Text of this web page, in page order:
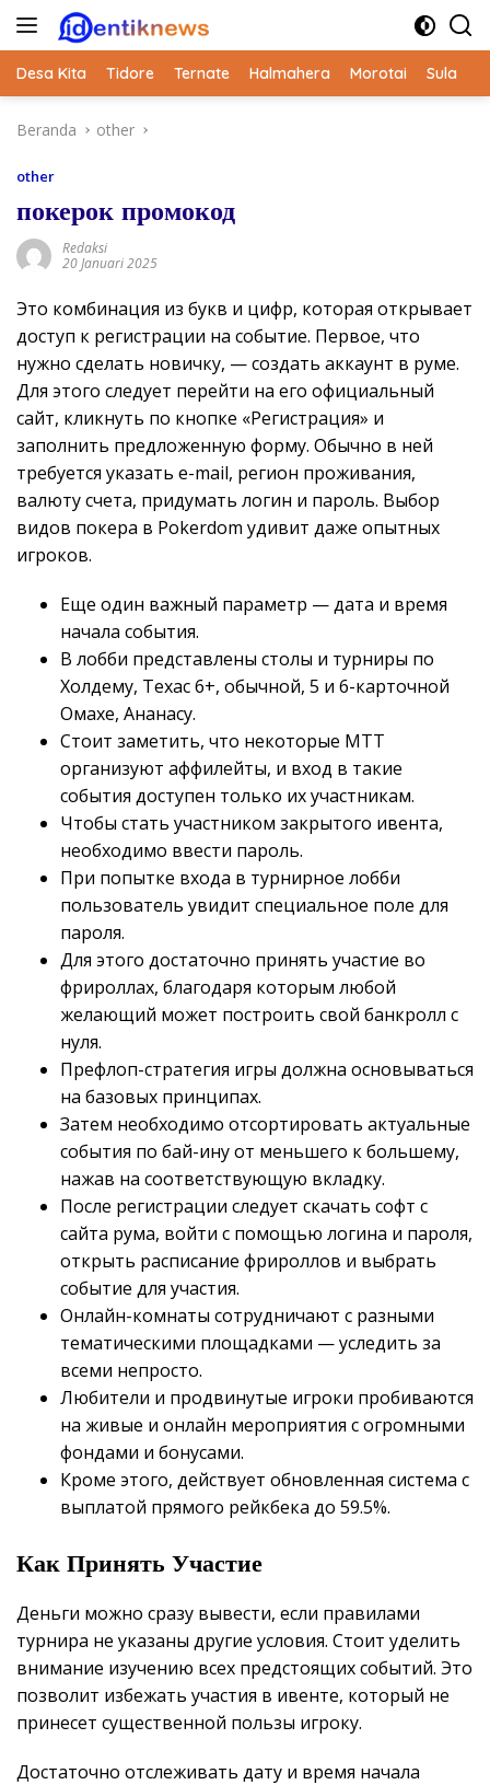
Langsung
Desa Kita Tidore Ternate Halmahera Morotai Sula
Beranda other
other
покерок промокод
Redaksi
20 Januari 2025
Это комбинация из букв и цифр, которая открывает
доступ к регистрации на событие. Первое, что
нужно сделать новичку, — создать аккаунт в руме.
Для этого следует перейти на его официальный
сайт, кликнуть по кнопке «Регистрация» и
заполнить предложенную форму. Обычно в ней
требуется указать e-mail, регион проживания,
валюту счета, придумать логин и пароль. Выбор
видов покера в Pokerdom удивит даже опытных
игроков.
Еще один важный параметр — дата и время
начала события.
В лобби представлены столы и турниры по
Холдему, Техас 6+, обычной, 5 и 6-карточной
Омахе, Ананасу.
Стоит заметить, что некоторые МТТ
организуют аффилейты, и вход в такие
события доступен только их участникам.
Чтобы стать участником закрытого ивента,
необходимо ввести пароль.
При попытке входа в турнирное лобби
пользователь увидит специальное поле для
пароля.
Для этого достаточно принять участие во
фрироллах, благодаря которым любой
желающий может построить свой банкролл с
нуля.
Префлоп-стратегия игры должна основываться
на базовых принципах.
Затем необходимо отсортировать актуальные
события по бай-ину от меньшего к большему,
нажав на соответствующую вкладку.
После регистрации следует скачать софт с
сайта рума, войти с помощью логина и пароля,
открыть расписание фрироллов и выбрать
событие для участия.
Онлайн-комнаты сотрудничают с разными
тематическими площадками — уследить за
всеми непросто.
Любители и продвинутые игроки пробиваются
на живые и онлайн мероприятия с огромными
фондами и бонусами.
Кроме этого, действует обновленная система с
выплатой прямого рейкбека до 59.5%.
Как Принять Участие
Деньги можно сразу вывести, если правилами
турнира не указаны другие условия. Стоит уделить
внимание изучению всех предстоящих событий. Это
позволит избежать участия в ивенте, который не
принесет существенной пользы игроку.
Достаточно отслеживать дату и время начала